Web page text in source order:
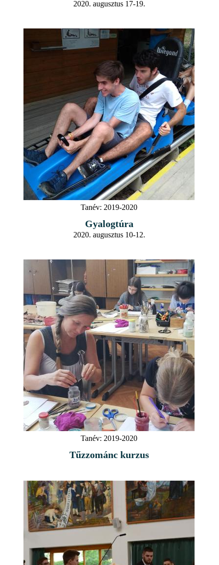
2020. augusztus 17-19.
Tanév: 2019-2020
Gyalogtúra
2020. augusztus 10-12.
Tanév: 2019-2020
Tűzzománc kurzus